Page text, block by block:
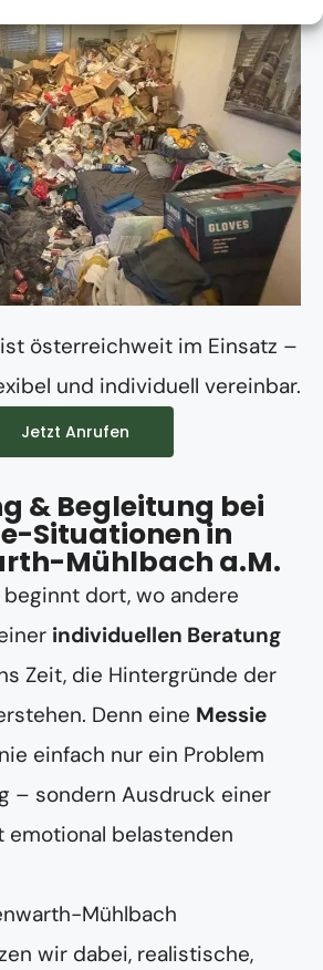
österreichweit im Einsatz –
und individuell vereinbar.
Jetzt Anrufen
& Begleitung bei
Situationen in
Mühlbach a.M.
dort, wo andere
individuellen Beratung
Zeit, die Hintergründe der
Denn eine Messie
einfach nur ein Problem
– sondern Ausdruck einer
emotional belastenden
Mühlbach
wir dabei, realistische,